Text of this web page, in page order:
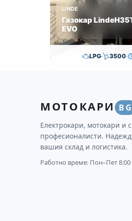
LINDE
Газокар
EVO
LPG 3500
3350 2020
МОТОКАРИ BG
Електрокари, мотокари и
професионалисти.
вашия склад и логистика.
Работно време: Пон–Пет 8:00